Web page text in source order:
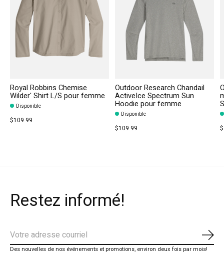
Royal Robbins Chemise
Wilder' Shirt L/S pour femme
Disponible
$109.99
Outdoor Research Chandail
ActiveIce Spectrum Sun
Hoodie pour femme
Disponible
$109.99
Restez informé!
Des nouvelles de nos événements et promotions, environ deux fois par mois!